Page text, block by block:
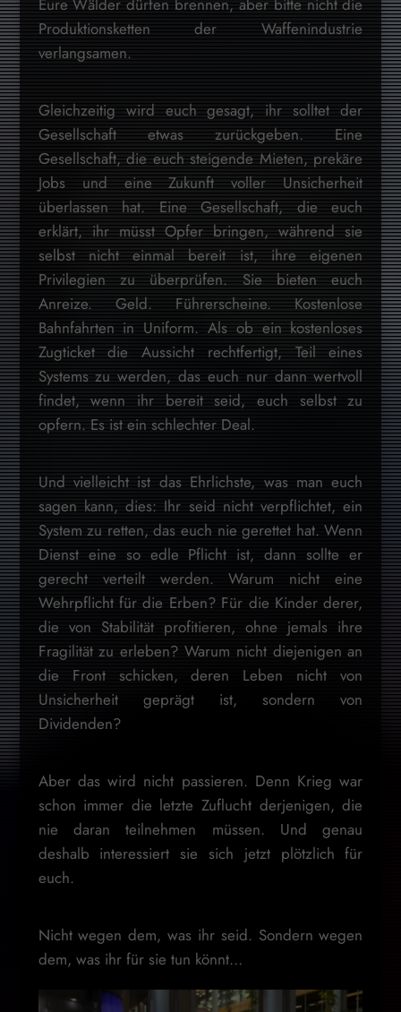
Eure Wälder dürfen brennen, aber bitte nicht die
Produktionsketten der Waffenindustrie
verlangsamen.
Gleichzeitig wird euch gesagt, ihr solltet der
Gesellschaft etwas zurückgeben. Eine
Gesellschaft, die euch steigende Mieten, prekäre
Jobs und eine Zukunft voller Unsicherheit
überlassen hat. Eine Gesellschaft, die euch
erklärt, ihr müsst Opfer bringen, während sie
selbst nicht einmal bereit ist, ihre eigenen
Privilegien zu überprüfen. Sie bieten euch
Anreize. Geld. Führerscheine. Kostenlose
Bahnfahrten in Uniform. Als ob ein kostenloses
Zugticket die Aussicht rechtfertigt, Teil eines
Systems zu werden, das euch nur dann wertvoll
findet, wenn ihr bereit seid, euch selbst zu
opfern. Es ist ein schlechter Deal.
Und vielleicht ist das Ehrlichste, was man euch
sagen kann, dies: Ihr seid nicht verpflichtet, ein
System zu retten, das euch nie gerettet hat. Wenn
Dienst eine so edle Pflicht ist, dann sollte er
gerecht verteilt werden. Warum nicht eine
Wehrpflicht für die Erben? Für die Kinder derer,
die von Stabilität profitieren, ohne jemals ihre
Fragilität zu erleben? Warum nicht diejenigen an
die Front schicken, deren Leben nicht von
Unsicherheit geprägt ist, sondern von
Dividenden?
Aber das wird nicht passieren. Denn Krieg war
schon immer die letzte Zuflucht derjenigen, die
nie daran teilnehmen müssen. Und genau
deshalb interessiert sie sich jetzt plötzlich für
euch.
Nicht wegen dem, was ihr seid. Sondern wegen
dem, was ihr für sie tun könnt…